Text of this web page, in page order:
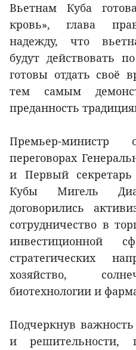
Вьетнам Куба
кровь», глава
надежду, что
будут действовать
готовы отдать своё
тем самым
преданность
Премьер-
переговорах
и Первый
Кубы Мигель
договорились
сотрудничество в
инвестиционной
стратегических
хозяйство,
биотехнологии и
Подчеркнув
и решительности,